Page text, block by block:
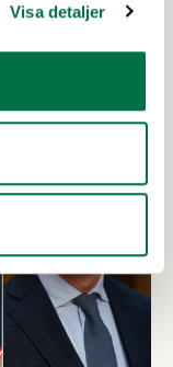
Visa detaljer